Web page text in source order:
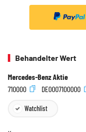
Behandelter Wert
Mercedes-Benz Aktie
710000
DE0007100000
Watchlist